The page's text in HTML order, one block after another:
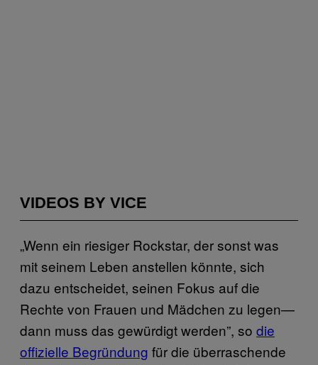
VIDEOS BY VICE
„Wenn ein riesiger Rockstar, der sonst was
mit seinem Leben anstellen könnte, sich
dazu entscheidet, seinen Fokus auf die
Rechte von Frauen und Mädchen zu legen—
dann muss das gewürdigt werden”, so die
offizielle Begründung ​ für die überraschende